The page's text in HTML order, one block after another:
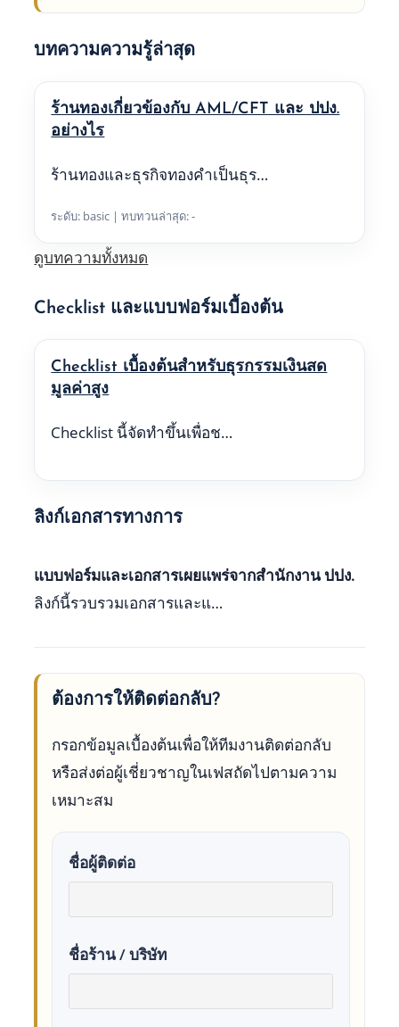
บทความความรู้ล่าสุด
ร้านทองเกี่ยวข้องกับ AML/CFT และ ปปง.
อย่างไร
ร้านทองและธุรกิจทองคำเป็นธุร…
ระดับ: basic | ทบทวนล่าสุด: -
ดูบทความทั้งหมด
Checklist และแบบฟอร์มเบื้องต้น
Checklist เบื้องต้นสำหรับธุรกรรมเงินสด
มูลค่าสูง
Checklist นี้จัดทำขึ้นเพื่อช…
ลิงก์เอกสารทางการ
แบบฟอร์มและเอกสารเผยแพร่จากสำนักงาน ปปง.
ลิงก์นี้รวบรวมเอกสารและแ…
ต้องการให้ติดต่อกลับ?
กรอกข้อมูลเบื้องต้นเพื่อให้ทีมงานติดต่อกลับ
หรือส่งต่อผู้เชี่ยวชาญในเฟสถัดไปตามความ
เหมาะสม
ชื่อผู้ติดต่อ
ชื่อร้าน / บริษัท